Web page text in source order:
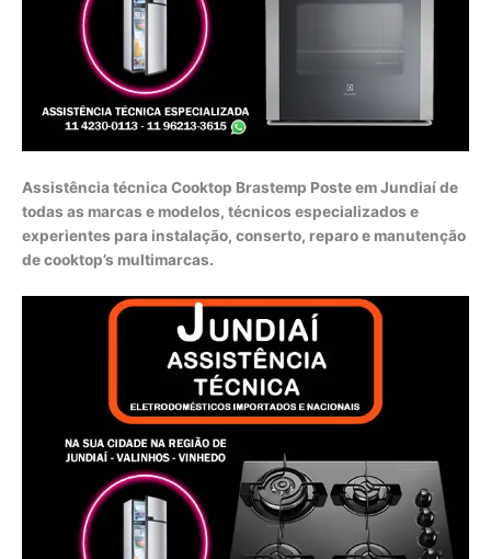
Assistência técnica Cooktop Brastemp Poste em Jundiaí de
todas as marcas e modelos, técnicos especializados e
experientes para instalação, conserto, reparo e manutenção
de cooktop’s multimarcas.